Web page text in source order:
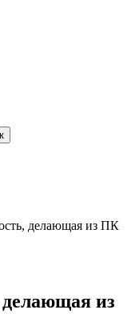
делающая из ПК
из